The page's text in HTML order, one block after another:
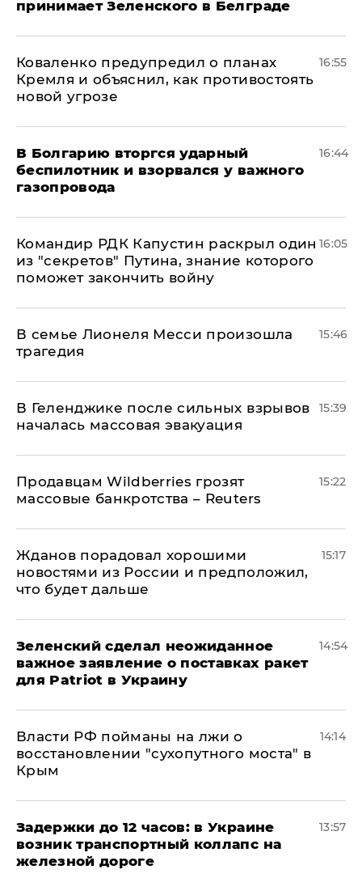
принимает Зеленского в Белграде
Коваленко предупредил о планах
Кремля и объяснил, как противостоять
новой угрозе
16:55
В Болгарию вторгся ударный
беспилотник и взорвался у важного
газопровода
16:44
Командир РДК Капустин раскрыл один
из "секретов" Путина, знание которого
поможет закончить войну
16:05
В семье Лионеля Месси произошла
трагедия
15:46
В Геленджике после сильных взрывов
началась массовая эвакуация
15:39
Продавцам Wildberries грозят
массовые банкротства – Reuters
15:22
Жданов порадовал хорошими
новостями из России и предположил,
что будет дальше
15:17
Зеленский сделал неожиданное
важное заявление о поставках ракет
для Patriot в Украину
14:54
Власти РФ пойманы на лжи о
восстановлении "сухопутного моста" в
Крым
14:14
Задержки до 12 часов: в Украине
возник транспортный коллапс на
железной дороге
13:57